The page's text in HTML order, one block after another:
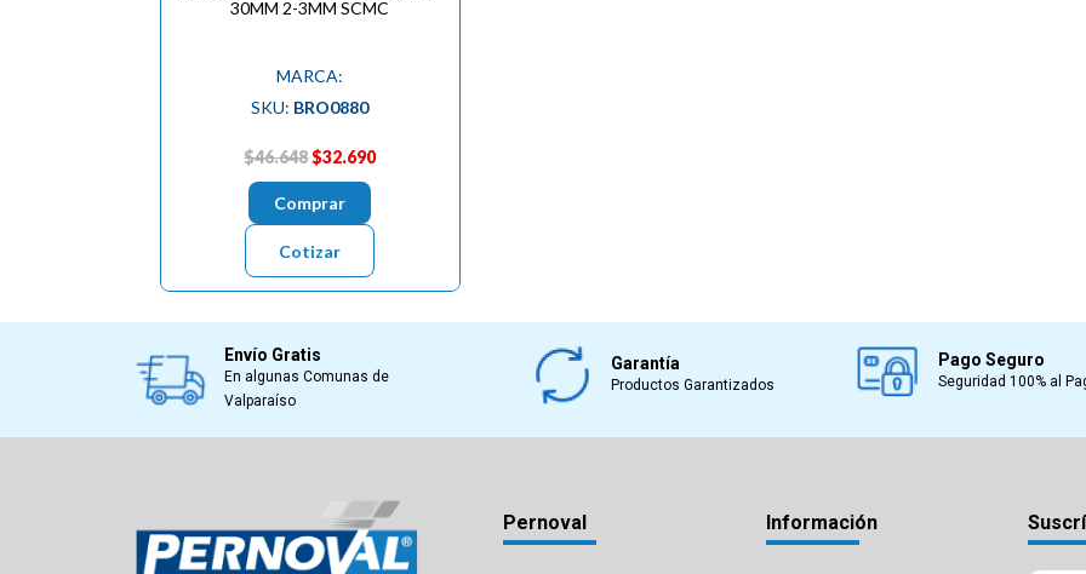
30MM 2-3MM SCMC
MARCA:
SKU: BRO0880
$46.648$32.690
Comprar
Cotizar
Envío Gratis
En algunas Comunas de
Valparaíso
Garantía
Productos Garantizados
Pago Seguro
Seguridad 100% al
Pernoval Información